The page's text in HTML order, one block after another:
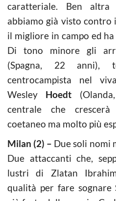
caratteriale. Ben
abbiamo già visto contro
il migliore in campo ed
Di tono minore gli
(Spagna, 22 anni),
centrocampista nel
Wesley Hoedt
centrale che
coetaneo ma molto più
Milan (2) – Due soli nomi
Due attaccanti che,
lustri di Zlatan
qualità per fare sognare